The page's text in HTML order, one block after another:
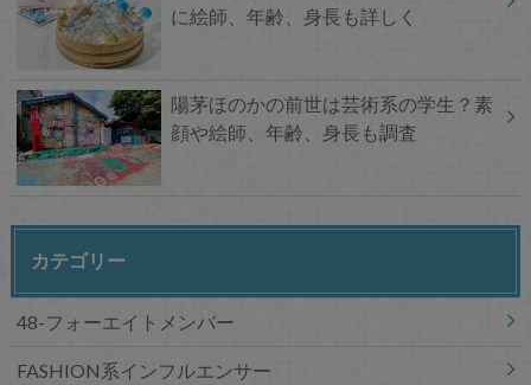
に絵師、年齢、身長も詳しく
陽茅ほのかの前世は芸術系の学生？素
顔や絵師、年齢、身長も調査
カテゴリー
48-フォーエイトメンバー
FASHION系インフルエンサー